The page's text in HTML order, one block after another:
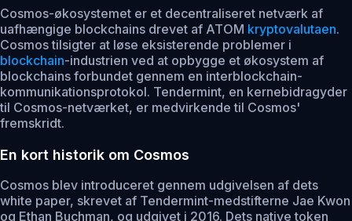
Cosmos-økosystemet er et decentraliseret netværk af
uafhængige blockchains drevet af ATOM kryptovalutaen.
Cosmos tilsigter at løse eksisterende problemer i
blockchain-industrien ved at opbygge et økosystem af
blockchains forbundet gennem en interblockchain-
kommunikationsprotokol. Tendermint, en kernebidragyder
til Cosmos-netværket, er medvirkende til Cosmos'
fremskridt.
En kort historik om Cosmos
Cosmos blev introduceret gennem udgivelsen af dets
white paper, skrevet af Tendermint-medstifterne Jae Kwon
og Ethan Buchman, og udgivet i 2016. Dets native token